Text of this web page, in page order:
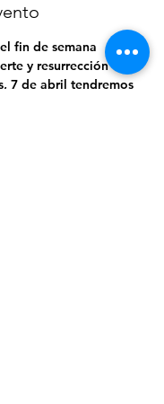
fin de semana
y resurrección de
7 de abril tendremos